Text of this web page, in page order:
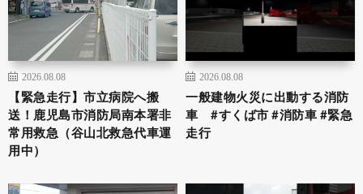
2026.08.08
【緊急走行】市立病院へ搬
送！鹿児島市消防局南本署非
常用救急（谷山北救急代車運
用中）
2026.08.08
一般建物火災に出動する消防
車 #すくば市 #消防車 #緊急
走行